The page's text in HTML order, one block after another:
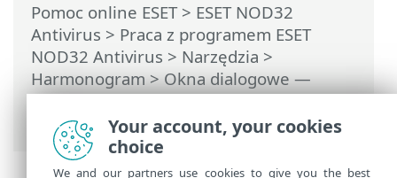
Pomoc online ESET> ESET NOD32
Antivirus > Praca z programem ESET
NOD32 Antivirus > Narzędzia >
Harmonogram> Okna dialogowe —
Harmonogram > Szczegóły zadania —
Uruchom aplikacjęYour account, your cookies
choice
We and our partners use cookies to give you the best